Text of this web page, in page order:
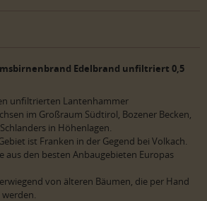
Edelbrand unfiltriert 0,5
unfiltrierten Lantenhammer
im Großraum Südtirol, Bozener Becken,
in Höhenlagen.
ist Franken in der Gegend bei Volkach.
aus den besten Anbaugebieten Europas
von älteren Bäumen, die per Hand